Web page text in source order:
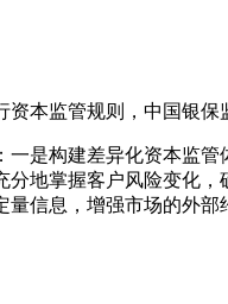
监管规则，中国银保
构建差异化资本监管
分地掌握客户风险变化
信息，增强市场的外部